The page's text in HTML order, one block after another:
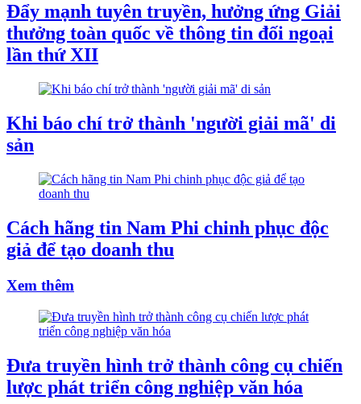
Đẩy mạnh tuyên truyền, hưởng ứng Giải
thưởng toàn quốc về thông tin đối ngoại
lần thứ XII
Khi báo chí trở thành 'người giải mã' di
sản
Cách hãng tin Nam Phi chinh phục độc
giả để tạo doanh thu
Xem thêm
Đưa truyền hình trở thành công cụ chiến
lược phát triển công nghiệp văn hóa